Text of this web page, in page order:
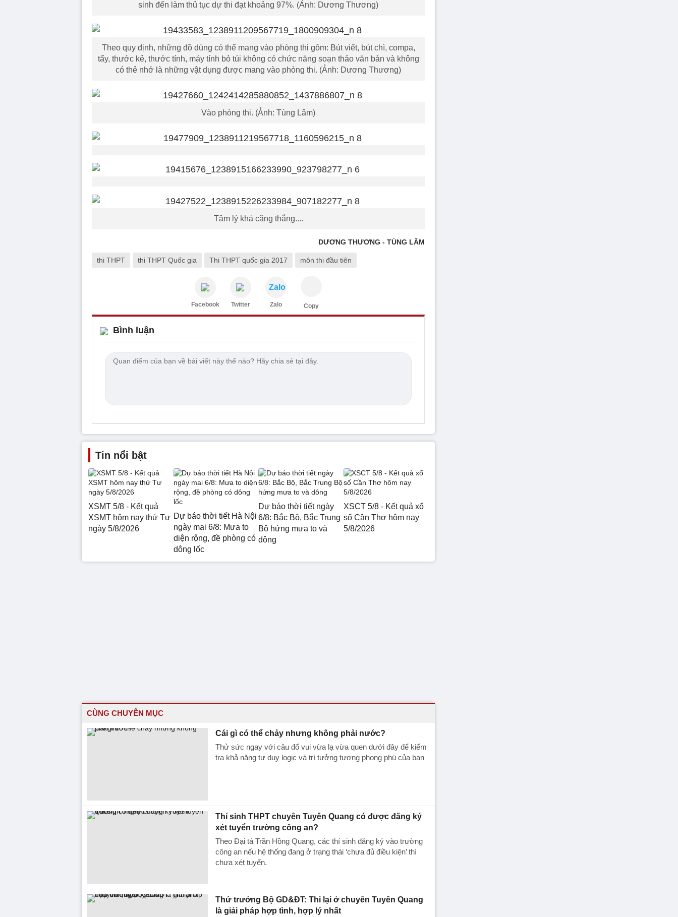
sinh đến làm thủ tục dự thi đạt khoảng 97%. (Ảnh: Dương Thương)
Theo quy định, những đồ dùng có thể mang vào phòng thi gôm: Bút viết, bút chì, compa,
tẩy, thước kẻ, thước tính, máy tính bỏ túi không có chức năng soạn thảo văn bản và không
có thẻ nhớ là những vật dụng được mang vào phòng thi. (Ảnh: Dương Thương)
Vào phòng thi. (Ảnh: Tùng Lâm)
Tâm lý khá căng thẳng....
DƯƠNG THƯƠNG - TÙNG LÂM
thi THPT thi THPT Quốc gia Thi THPT quốc gia 2017 môn thi đầu tiên
Facebook Twitter
Zalo
Zalo Copy
Bình luận
Tin nổi bật
XSMT 5/8 - Kết quả
XSMT hôm nay thứ Tư
ngày 5/8/2026
Dự báo thời tiết Hà Nội
ngày mai 6/8: Mưa to
diện rộng, đề phòng có
dông lốc
Dự báo thời tiết ngày
6/8: Bắc Bộ, Bắc Trung
Bộ hứng mưa to và
dông
XSCT 5/8 - Kết quả xổ
số Cần Thơ hôm nay
5/8/2026
CÙNG CHUYÊN MỤC
Cái gì có thể chảy nhưng không phải nước?
Thử sức ngay với câu đố vui vừa lạ vừa quen dưới đây để kiểm
tra khả năng tư duy logic và trí tưởng tượng phong phú của bạn
Thí sinh THPT chuyên Tuyên Quang có được đăng ký
xét tuyển trường công an?
Theo Đại tá Trần Hồng Quang, các thí sinh đăng ký vào trường
công an nếu hệ thống đang ở trạng thái ‘chưa đủ điều kiện’ thì
chưa xét tuyển.
Thứ trưởng Bộ GD&ĐT: Thi lại ở chuyên Tuyên Quang
là giải pháp hợp tình, hợp lý nhất